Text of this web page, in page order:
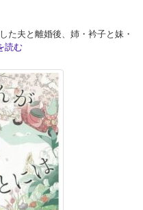
た夫と離婚後、姉・衿子と妹・
読む